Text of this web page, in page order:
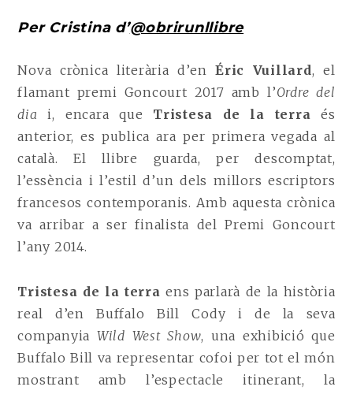
Per Cristina d’@obrirunllibre
Nova crònica literària d’enÉric Vuillard, el
flamant premi Goncourt 2017 amb l’Ordre del
diai, encara que Tristesa de la terra és
anterior, es publica ara per primera vegada al
català. El llibre guarda, per descomptat,
l’essència i l’estil d’un dels millors escriptors
francesos contemporanis. Amb aquesta crònica
va arribar a ser finalista del Premi Goncourt
l’any 2014.
Tristesa de la terraens parlarà de la història
real d’en Buffalo Bill Cody i de la seva
companyia Wild West Show, una exhibició que
Buffalo Bill va representar cofoi per tot el món
mostrant amb l’espectacle itinerant, la